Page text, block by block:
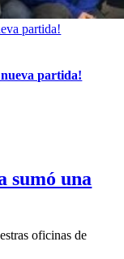
partida!
nueva partida!
sumó una
oficinas de